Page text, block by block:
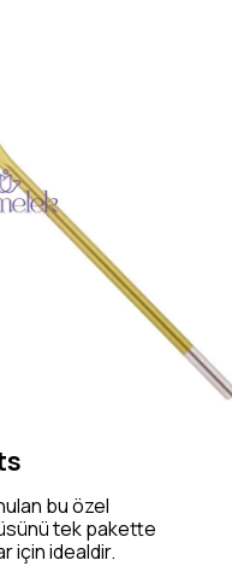
bu özel
tek pakette
için idealdir.